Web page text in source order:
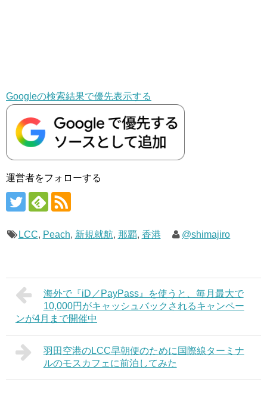
Googleの検索結果で優先表示する
運営者をフォローする
LCC, Peach, 新規就航, 那覇, 香港 @shimajiro
海外で『iD／PayPass』を使うと、毎月最大で
10,000円がキャッシュバックされるキャンペー
ンが4月まで開催中
羽田空港のLCC早朝便のために国際線ターミナ
ルのモスカフェに前泊してみた